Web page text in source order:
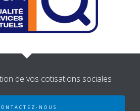
de vos cotisations sociales
NOUS